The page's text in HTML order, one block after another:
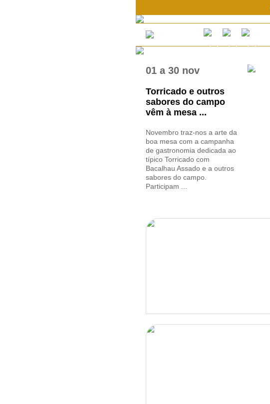
01 a30 nov
Torricado e outros
sabores do campo
vêm à mesa ...
Novembro traz-nos a arte da
boa mesa com a campanha
de gastronomia dedicada ao
típico Torricado com
Bacalhau Assado e a outros
sabores do campo.
Participam ...